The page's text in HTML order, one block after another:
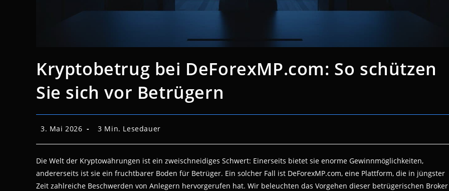
Kryptobetrug bei DeForexMP.com: So schützen
Sie sich vor Betrügern
Beitrag
3. Mai 2026 Lesedauer:
3 Min. Lesedauer
Die Welt der Kryptowährungen ist ein zweischneidiges Schwert: Einerseits bietet sie enorme Gewinnmöglichkeiten,
andererseits ist sie ein fruchtbarer Boden für Betrüger. Ein solcher Fall ist DeForexMP.com, eine Plattform, die in jüngster
Zeit zahlreiche Beschwerden von Anlegern hervorgerufen hat. Wir beleuchten das Vorgehen dieser betrügerischen Broker